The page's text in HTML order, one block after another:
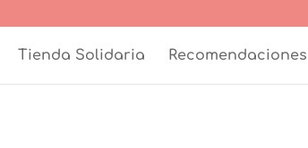
Tienda Solidaria Recomendaciones